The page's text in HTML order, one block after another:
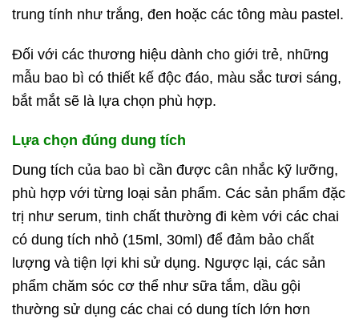
trung tính như trắng, đen hoặc các tông màu pastel.
Đối với các thương hiệu dành cho giới trẻ, những
mẫu bao bì có thiết kế độc đáo, màu sắc tươi sáng,
bắt mắt sẽ là lựa chọn phù hợp.
Lựa chọn đúng dung tích
Dung tích của bao bì cần được cân nhắc kỹ lưỡng,
phù hợp với từng loại sản phẩm. Các sản phẩm đặc
trị như serum, tinh chất thường đi kèm với các chai
có dung tích nhỏ (15ml, 30ml) để đảm bảo chất
lượng và tiện lợi khi sử dụng. Ngược lại, các sản
phẩm chăm sóc cơ thể như sữa tắm, dầu gội
thường sử dụng các chai có dung tích lớn hơn